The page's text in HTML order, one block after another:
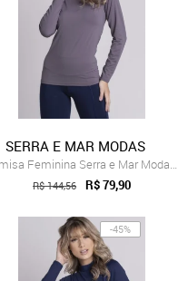
SERRA E MAR MODAS
Camisa Feminina Serra e Mar Modas Térmic...
R$ 144,56 R$ 79,90
-45%